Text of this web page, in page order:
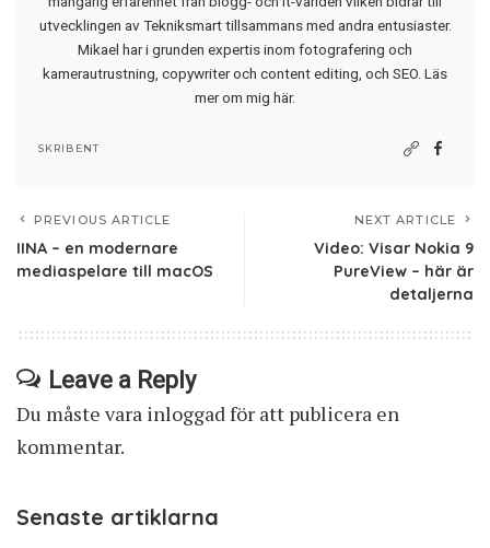
utvecklingen av Tekniksmart tillsammans med andra entusiaster.
Mikael har i grunden expertis inom fotografering och
kamerautrustning, copywriter och content editing, och SEO. Läs
mer om mig här.
SKRIBENT
PREVIOUS ARTICLE
IINA – en modernare
mediaspelare till macOS
NEXT ARTICLE
Video: Visar Nokia 9
PureView – här är
detaljerna
Leave a Reply
Du måste vara inloggadför att publicera en
kommentar.
Senaste artiklarna